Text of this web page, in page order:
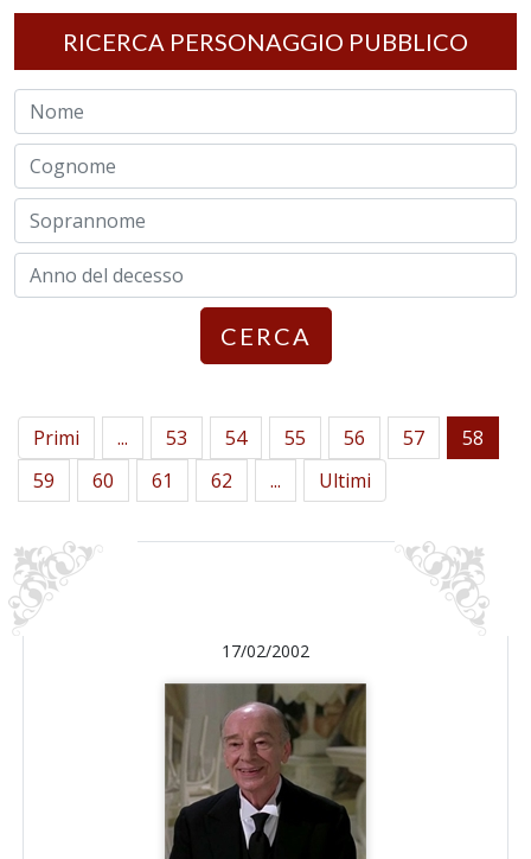
RICERCA PERSONAGGIO PUBBLICO
CERCA
Primi ... 53 54 55 56 57
58
59
60 61 62 ... Ultimi
17/02/2002